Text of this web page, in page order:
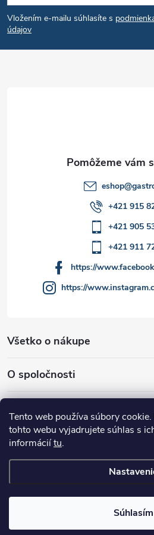
Tento web používa súbory
tohto webu vyjadrujete súhlas s
informáciítu.
Súhlasím
r
v
e
p
Vložením e-mailu súhlasíte s
údajov
Všetko o nákupe
O spoločnosti
eshop@
+421 915
+421 905
+421 911
https://
https://
Copyright 2026GASTROALKA